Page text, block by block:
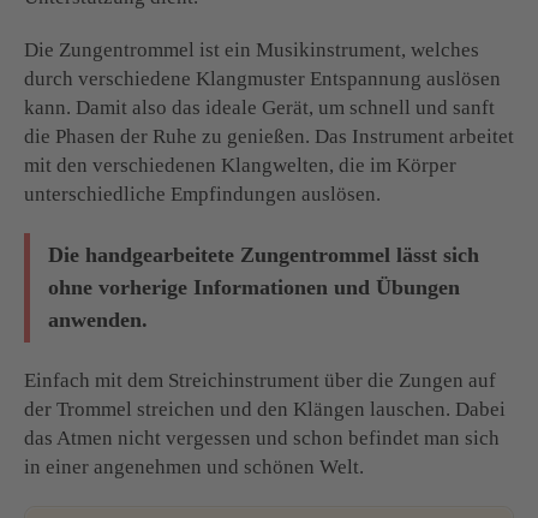
Die Zungentrommel ist ein Musikinstrument, welches
durch verschiedene Klangmuster Entspannung auslösen
kann. Damit also das ideale Gerät, um schnell und sanft
die Phasen der Ruhe zu genießen. Das Instrument arbeitet
mit den verschiedenen Klangwelten, die im Körper
unterschiedliche Empfindungen auslösen.
Die handgearbeitete Zungentrommel lässt sich
ohne vorherige Informationen und Übungen
anwenden.
Einfach mit dem Streichinstrument über die Zungen auf
der Trommel streichen und den Klängen lauschen. Dabei
das Atmen nicht vergessen und schon befindet man sich
in einer angenehmen und schönen Welt.